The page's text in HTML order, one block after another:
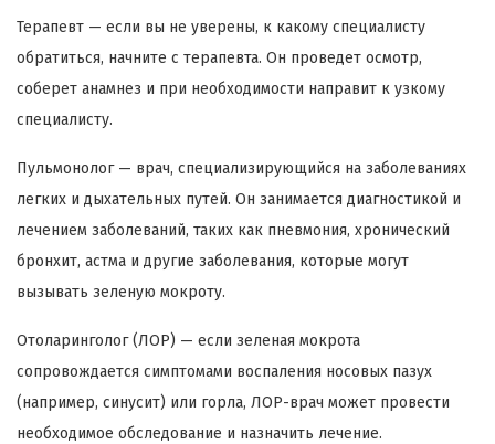
Терапевт — если вы не уверены, к какому специалисту
обратиться, начните с терапевта. Он проведет осмотр,
соберет анамнез и при необходимости направит к узкому
специалисту.
Пульмонолог — врач, специализирующийся на заболеваниях
легких и дыхательных путей. Он занимается диагностикой и
лечением заболеваний, таких как пневмония, хронический
бронхит, астма и другие заболевания, которые могут
вызывать зеленую мокроту.
Отоларинголог (ЛОР) — если зеленая мокрота
сопровождается симптомами воспаления носовых пазух
(например, синусит) или горла, ЛОР-врач может провести
необходимое обследование и назначить лечение.